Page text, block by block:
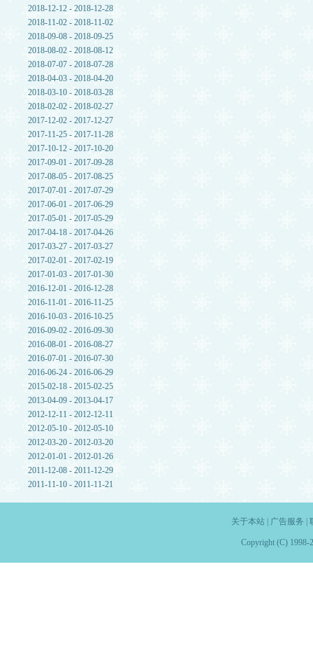
2018-12-12 - 2018-12-28
2018-11-02 - 2018-11-02
2018-09-08 - 2018-09-25
2018-08-02 - 2018-08-12
2018-07-07 - 2018-07-28
2018-04-03 - 2018-04-20
2018-03-10 - 2018-03-28
2018-02-02 - 2018-02-27
2017-12-02 - 2017-12-27
2017-11-25 - 2017-11-28
2017-10-12 - 2017-10-20
2017-09-01 - 2017-09-28
2017-08-05 - 2017-08-25
2017-07-01 - 2017-07-29
2017-06-01 - 2017-06-29
2017-05-01 - 2017-05-29
2017-04-18 - 2017-04-26
2017-03-27 - 2017-03-27
2017-02-01 - 2017-02-19
2017-01-03 - 2017-01-30
2016-12-01 - 2016-12-28
2016-11-01 - 2016-11-25
2016-10-03 - 2016-10-25
2016-09-02 - 2016-09-30
2016-08-01 - 2016-08-27
2016-07-01 - 2016-07-30
2016-06-24 - 2016-06-29
2015-02-18 - 2015-02-25
2013-04-09 - 2013-04-17
2012-12-11 - 2012-12-11
2012-05-10 - 2012-05-10
2012-03-20 - 2012-03-20
2012-01-01 - 2012-01-26
2011-12-08 - 2011-12-29
2011-11-10 - 2011-11-21
关于本站| 广告服务
Copyright (C) 1998-